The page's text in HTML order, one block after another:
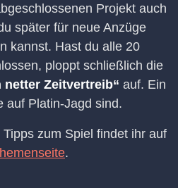
Projekt auch
später für neue Anzüge
kannst. Hast du alle 20
ploppt schließlich die
netter Zeitvertreib“ auf. Ein
auf Platin-Jagd sind.
zum Spiel findet ihr auf
.